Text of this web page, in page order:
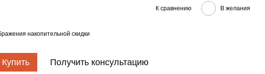
К сравнению В желания
накопительной скидки
Купить Получить консультацию